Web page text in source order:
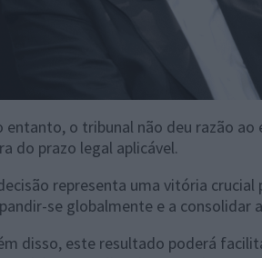
entanto, o tribunal não deu razão
do prazo legal aplicável.
representa uma vitória crucial
se globalmente e a consolidar
disso, este resultado poderá